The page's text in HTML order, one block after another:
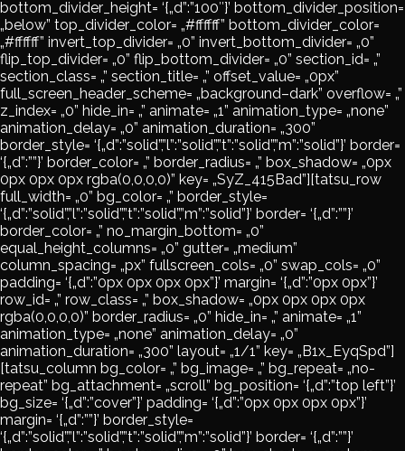
bottom_divider_height= ‘{„d”:”100″}’ bottom_divider_position=
„below” top_divider_color= „#ffffff” bottom_divider_color=
„#ffffff” invert_top_divider= „0” invert_bottom_divider= „0”
flip_top_divider= „0” flip_bottom_divider= „0” section_id= „”
section_class= „” section_title= „” offset_value= „0px”
full_screen_header_scheme= „background–dark” overflow= „”
z_index= „0” hide_in= „” animate= „1” animation_type= „none”
animation_delay= „0” animation_duration= „300”
border_style= ‘{„d”:”solid”,”l”:”solid”,”t”:”solid”,”m”:”solid”}’ border=
‘{„d”:””}’ border_color= „” border_radius= „” box_shadow= „0px
0px 0px 0px rgba(0,0,0,0)” key= „SyZ_415Bad”][tatsu_row
full_width= „0” bg_color= „” border_style=
‘{„d”:”solid”,”l”:”solid”,”t”:”solid”,”m”:”solid”}’ border= ‘{„d”:””}’
border_color= „” no_margin_bottom= „0”
equal_height_columns= „0” gutter= „medium”
column_spacing= „px” fullscreen_cols= „0” swap_cols= „0”
padding= ‘{„d”:”0px 0px 0px 0px”}’ margin= ‘{„d”:”0px 0px”}’
row_id= „” row_class= „” box_shadow= „0px 0px 0px 0px
rgba(0,0,0,0)” border_radius= „0” hide_in= „” animate= „1”
animation_type= „none” animation_delay= „0”
animation_duration= „300” layout= „1/1” key= „B1x_EyqSpd”]
[tatsu_column bg_color= „” bg_image= „” bg_repeat= „no-
repeat” bg_attachment= „scroll” bg_position= ‘{„d”:”top left”}’
bg_size= ‘{„d”:”cover”}’ padding= ‘{„d”:”0px 0px 0px 0px”}’
margin= ‘{„d”:””}’ border_style=
‘{„d”:”solid”,”l”:”solid”,”t”:”solid”,”m”:”solid”}’ border= ‘{„d”:””}’